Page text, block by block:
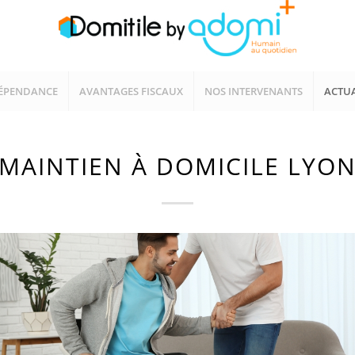
AVANTAGES FISCAUX NOS INTERVENANTS
À DOMICILE